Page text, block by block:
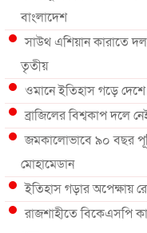
বাংলাদেশ
সাউথ এশিয়ান কারাতে
তৃতীয়
ওমানে ইতিহাস গড়ে
ব্রাজিলের বিশ্বকাপ দলে
জমকালোভাবে ৯০ বছর
মোহামেডান
ইতিহাস গড়ার অপেক্ষায়
রাজশাহীতে বিকেএসপি